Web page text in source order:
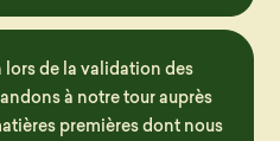
de la validation des
à notre tour auprès
premières dont nous